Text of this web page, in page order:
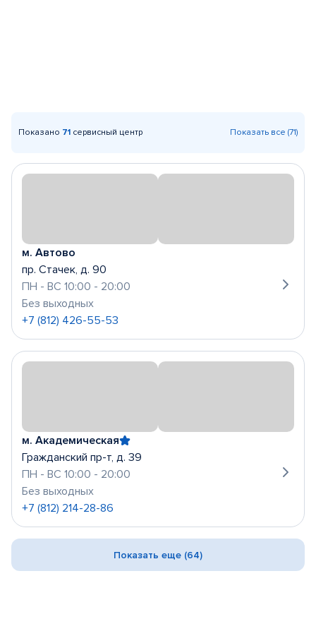
Показано 71 сервисный центр Показать все (71)
м. Автово
пр. Стачек, д. 90
ПН - ВС 10:00 - 20:00
Без выходных
+7 (812) 426-55-53
м. Академическая
Гражданский пр-т, д. 39
ПН - ВС 10:00 - 20:00
Без выходных
+7 (812) 214-28-86
Показать еще (64)